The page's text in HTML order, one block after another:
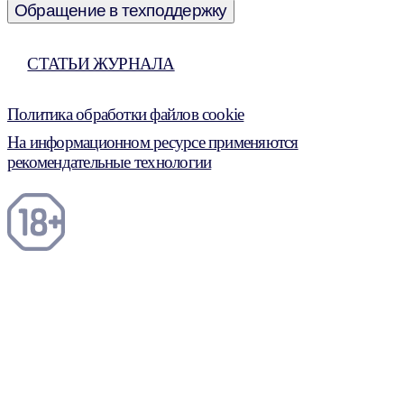
Обращение в техподдержку
СТАТЬИ ЖУРНАЛА
Политика обработки файлов cookie
На информационном ресурсе применяются
рекомендательные технологии